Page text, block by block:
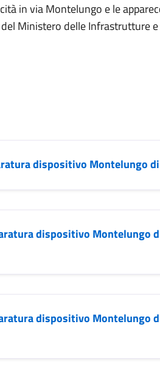
in via Montelungo e le
Ministero delle Infrastrutture
dispositivo Montelungo
dispositivo Montelungo
dispositivo Montelungo